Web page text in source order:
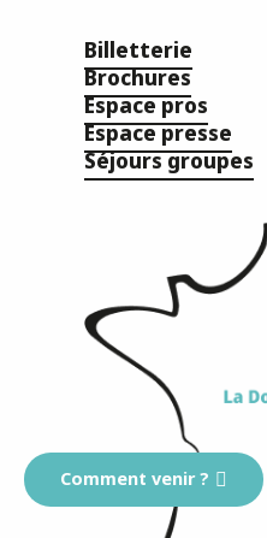
Billetterie
Brochures
Espace pros
Espace presse
Séjours groupes
Comment venir ?